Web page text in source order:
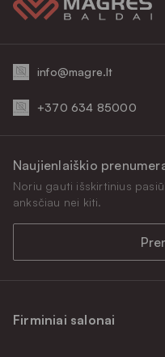
info@magre.lt
+370 634 85000
Firminiai salonai
Naujienlaiškio
Noriu gauti išskirtinius
anksčiau nei kiti.